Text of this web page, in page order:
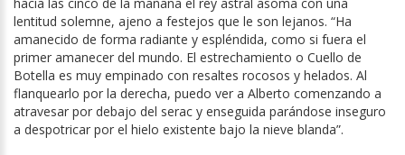
lentitud solemne, ajeno a festejos que le son lejanos. “Ha
amanecido de forma radiante y espléndida, como si fuera el
primer amanecer del mundo. El estrechamiento o Cuello de
Botella es muy empinado con resaltes rocosos y helados. Al
flanquearlo por la derecha, puedo ver a Alberto comenzando a
atravesar por debajo del serac y enseguida parándose inseguro
a despotricar por el hielo existente bajo la nieve blanda”.